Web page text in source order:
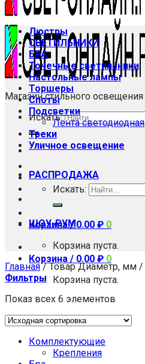
Магазин стильного освещения
Искать:
РАСПРОДАЖА
ШОУ-РУМ
Корзина / 0.00 ₽ 0
Корзина пуста.
Люстры
СВЕТИЛЬНИКИ
БРА
Точечные светильники
Настольные лампы
Торшеры
Споты
Подсветки
Лента светодиодная
Треки
Уличное освещение
Искать:
Корзина /0.00 ₽ 0
Корзина пуста.
Главная /Товар Диаметр, мм /
Фильтры
Показ всех 6 элементов
Комплектующие
Крепления